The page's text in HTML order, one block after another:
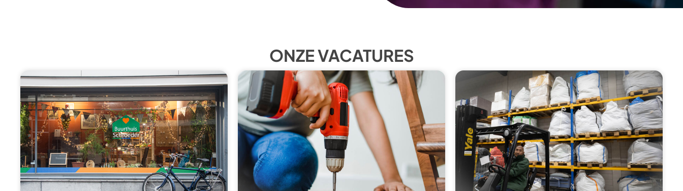
ONZE VACATURES